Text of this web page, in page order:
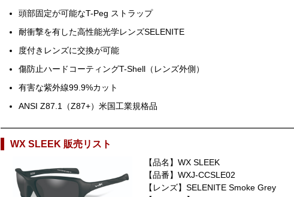
頭部固定が可能なT-Peg ストラップ
耐衝撃を有した高性能光学レンズSELENITE
度付きレンズに交換が可能
傷防止ハードコーティングT-Shell（レンズ外側）
有害な紫外線99.9%カット
ANSI Z87.1（Z87+）米国工業規格品
WX SLEEK 販売リスト
【品名】WX SLEEK
【品番】WXJ-CCSLE02
【レンズ】SELENITE Smoke Grey